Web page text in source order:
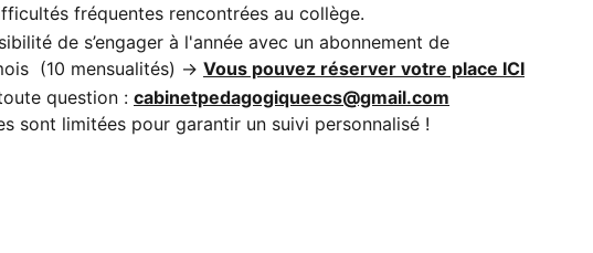
fréquentes rencontrées au collège.
de s’engager à l'année avec un abonnement de
(10 mensualités) → Vous pouvez réserver votre place ICI
question : cabinetpedagogiqueecs@gmail.com
sont limitées pour garantir un suivi personnalisé !